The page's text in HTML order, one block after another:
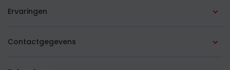
Op het (dak)terras
Aanlegservice
Koopgids
Over ons
Ervaringen
Kunstgras in Amsterdam
Contactgegevens